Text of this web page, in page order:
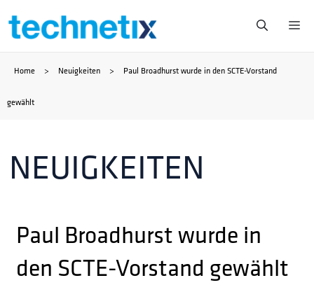
Zum
springen
Home > Neuigkeiten > Paul Broadhurst wurde in den SCTE-Vorstand
gewählt
NEUIGKEITEN
Paul Broadhurst wurde in
den SCTE-Vorstand gewählt